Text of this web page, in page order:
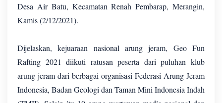
Desa Air Batu, Kecamatan Renah Pembarap, Merangin,
Kamis (2/12/2021).
Dijelaskan, kejuaraan nasional arung jeram, Geo Fun
Rafting 2021 diikuti ratusan peserta dari puluhan klub
arung jeram dari berbagai organisasi Federasi Arung Jeram
Indonesia, Badan Geologi dan Taman Mini Indonesia Indah